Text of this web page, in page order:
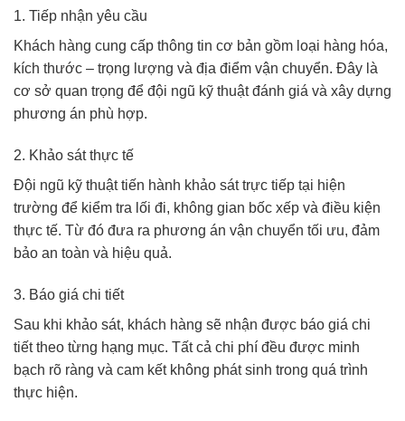
1. Tiếp nhận yêu cầu
Khách hàng cung cấp thông tin cơ bản gồm loại hàng hóa,
kích thước – trọng lượng và địa điểm vận chuyển. Đây là
cơ sở quan trọng để đội ngũ kỹ thuật đánh giá và xây dựng
phương án phù hợp.
2. Khảo sát thực tế
Đội ngũ kỹ thuật tiến hành khảo sát trực tiếp tại hiện
trường để kiểm tra lối đi, không gian bốc xếp và điều kiện
thực tế. Từ đó đưa ra phương án vận chuyển tối ưu, đảm
bảo an toàn và hiệu quả.
3. Báo giá chi tiết
Sau khi khảo sát, khách hàng sẽ nhận được báo giá chi
tiết theo từng hạng mục. Tất cả chi phí đều được minh
bạch rõ ràng và cam kết không phát sinh trong quá trình
thực hiện.